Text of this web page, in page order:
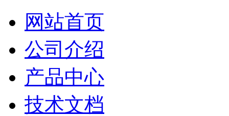
网站首页
公司介绍
产品中心
技术文档